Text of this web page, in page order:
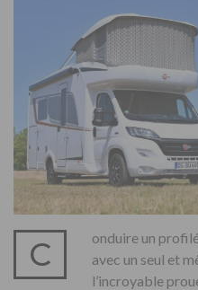
C
onduire un
avec un seul et
l’incroyable